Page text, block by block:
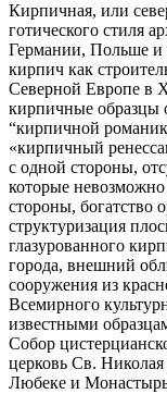
Кирпичная, или
готического стиля
Германии, Польше и
кирпич как
Северной Европе в
кирпичные образцы
“кирпичной
«кирпичный
с одной стороны,
которые
стороны, богатство
структуризация
глазурованного
города, внешний
сооружения из
Всемирного
известными
Собор
церковь Св.
Любеке и